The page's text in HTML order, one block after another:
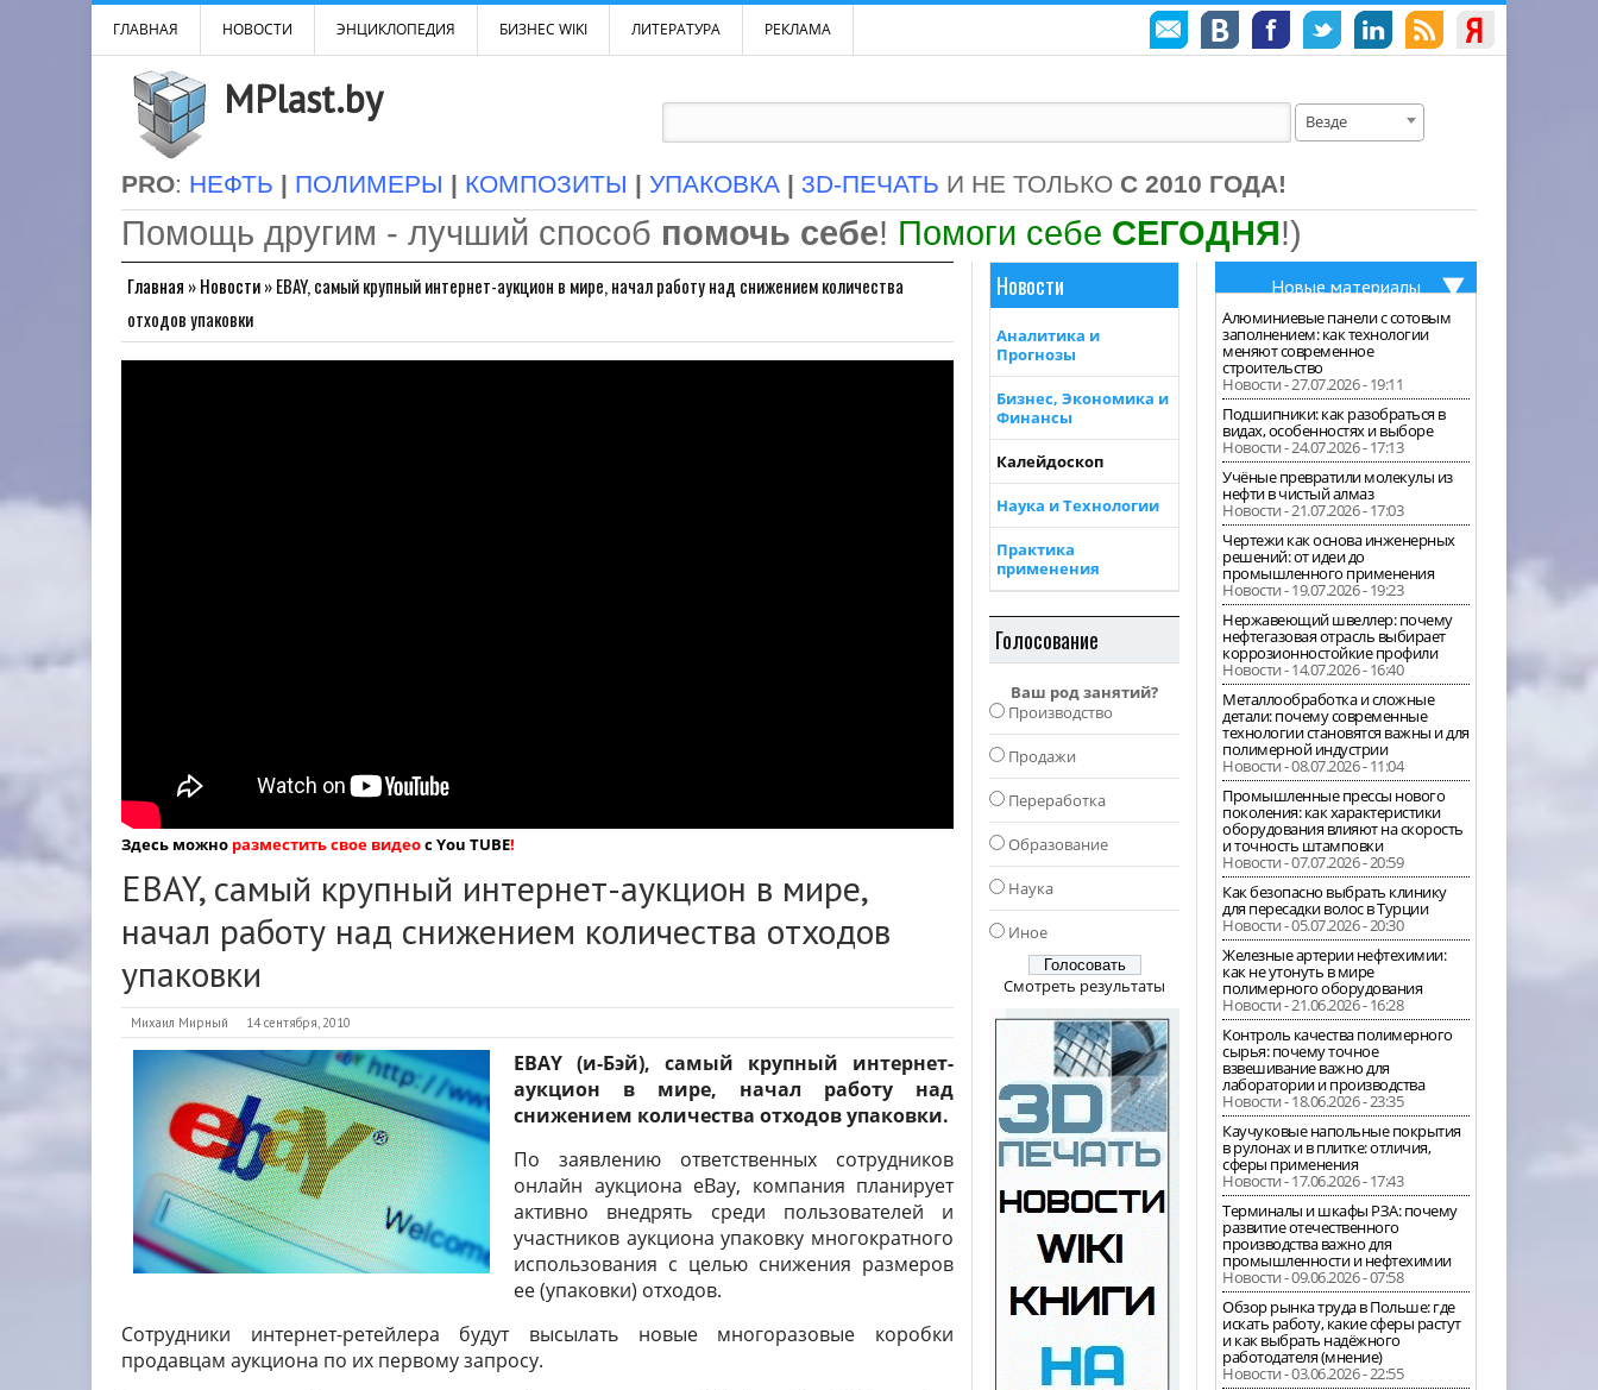
ГЛАВНАЯ НОВОСТИ ЭНЦИКЛОПЕДИЯ БИЗНЕС WIKI ЛИТЕРАТУРА РЕКЛАМА
MPlast.by Везде
PRO: НЕФТЬ | ПОЛИМЕРЫ | КОМПОЗИТЫ | УПАКОВКА | 3D-ПЕЧАТЬ И НЕ ТОЛЬКО С 2010 ГОДА!
Помощь другим - лучший способ помочь себе! Помоги себе СЕГОДНЯ!)
Главная »Новости»EBAY, самый крупный интернет-аукцион в мире, начал работу над снижением количества
отходов упаковки
Здесь можно разместить свое видеос You TUBE!
EBAY, самый крупный интернет-аукцион в мире,
начал работу над снижением количества отходов
упаковки
Михаил Мирный 14 сентября, 2010
EBAY (и-Бэй), самый крупный интернет-
аукцион в мире, начал работу над
снижением количества отходов упаковки.
По заявлению ответственных сотрудников
онлайн аукциона eBay, компания планирует
активно внедрять среди пользователей и
участников аукциона упаковку многократного
использования с целью снижения размеров
ее (упаковки) отходов.
Сотрудники интернет-ретейлера будут высылать новые многоразовые коробки
продавцам аукциона по их первому запросу.
Новости
Аналитика и
Прогнозы
Бизнес, Экономика и
Финансы
Калейдоскоп
Наука и Технологии
Практика
применения
Голосование
Ваш род занятий?
Производство
Продажи
Переработка
Образование
Наука
Иное
Смотреть результаты
Новые материалы
Алюминиевые панели с сотовым
заполнением: как технологии
меняют современное
строительство
Новости - 27.07.2026 - 19:11
Подшипники: как разобраться в
видах, особенностях и выборе
Новости - 24.07.2026 - 17:13
Учёные превратили молекулы из
нефти в чистый алмаз
Новости - 21.07.2026 - 17:03
Чертежи как основа инженерных
решений: от идеи до
промышленного применения
Новости - 19.07.2026 - 19:23
Нержавеющий швеллер: почему
нефтегазовая отрасль выбирает
коррозионностойкие профили
Новости - 14.07.2026 - 16:40
Металлообработка и сложные
детали: почему современные
технологии становятся важны и для
полимерной индустрии
Новости - 08.07.2026 - 11:04
Промышленные прессы нового
поколения: как характеристики
оборудования влияют на скорость
и точность штамповки
Новости - 07.07.2026 - 20:59
Как безопасно выбрать клинику
для пересадки волос в Турции
Новости - 05.07.2026 - 20:30
Железные артерии нефтехимии:
как не утонуть в мире
полимерного оборудования
Новости - 21.06.2026 - 16:28
Контроль качества полимерного
сырья: почему точное
взвешивание важно для
лаборатории и производства
Новости - 18.06.2026 - 23:35
Каучуковые напольные покрытия
в рулонах и в плитке: отличия,
сферы применения
Новости - 17.06.2026 - 17:43
Терминалы и шкафы РЗА: почему
развитие отечественного
производства важно для
промышленности и нефтехимии
Новости - 09.06.2026 - 07:58
Обзор рынка труда в Польше: где
искать работу, какие сферы растут
и как выбрать надёжного
работодателя (мнение)
Новости - 03.06.2026 - 22:55